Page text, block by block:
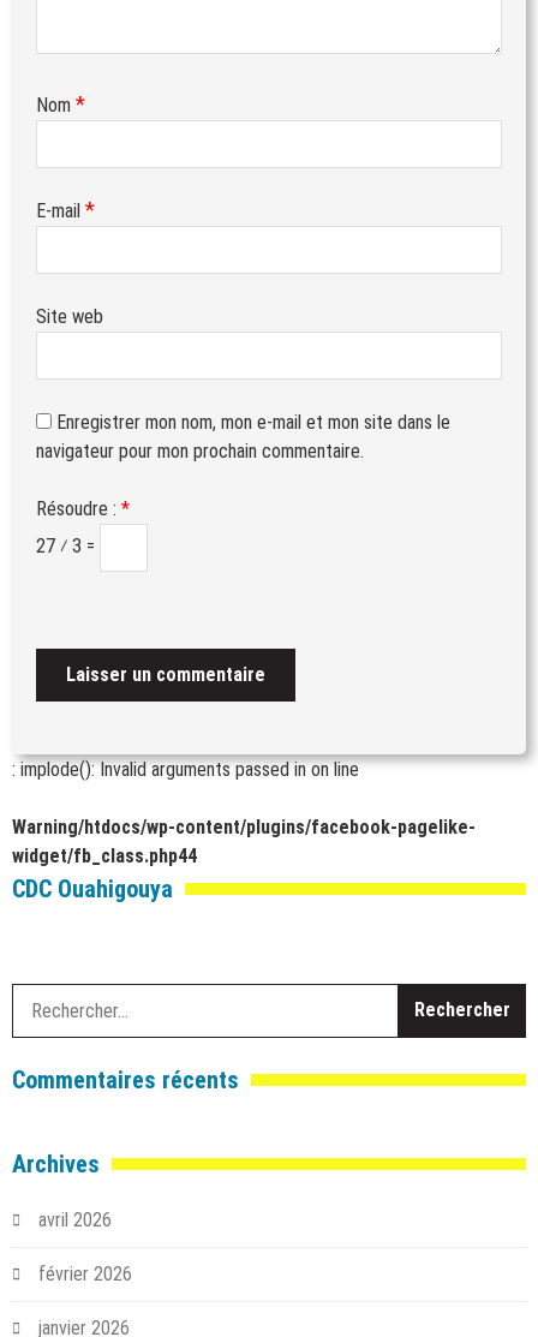
Nom *
E-mail *
Site web
Enregistrer mon nom, mon e-mail et mon site dans le
navigateur pour mon prochain commentaire.
Résoudre : *
27 ⁄ 3 =
: implode(): Invalid arguments passed inon line
Warning/htdocs/wp-content/plugins/facebook-pagelike-
widget/fb_class.php44
CDC Ouahigouya
Commentaires récents
Archives
avril 2026
février 2026
janvier 2026